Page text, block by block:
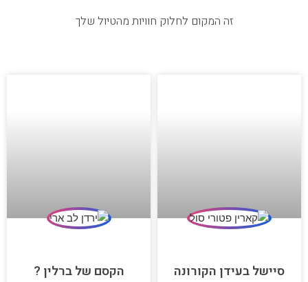
זה המקום לחלוק חוויות מהטיול שלך
סיישל בעידן הקורונה הקסם של ברלין ?